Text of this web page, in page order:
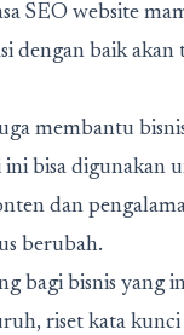
SEO website
dengan baik
membantu
bisa digunakan
dan
berubah.
bagi bisnis yang
riset kata